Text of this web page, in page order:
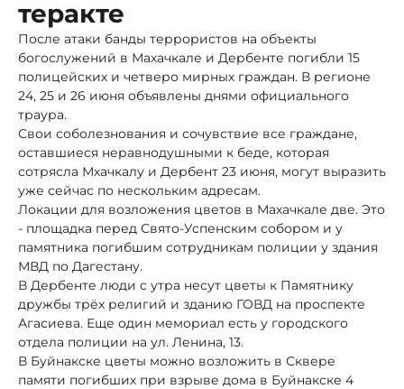
теракте
После атаки банды террористов на объекты
богослужений в Махачкале и Дербенте погибли 15
полицейских и четверо мирных граждан. В регионе
24, 25 и 26 июня объявлены днями официального
траура.
Свои соболезнования и сочувствие все граждане,
оставшиеся неравнодушными к беде, которая
сотрясла Мхачкалу и Дербент 23 июня, могут выразить
уже сейчас по нескольким адресам.
Локации для возложения цветов в Махачкале две. Это
- площадка перед Свято-Успенским собором и у
памятника погибшим сотрудникам полиции у здания
МВД по Дагестану.
В Дербенте люди с утра несут цветы к Памятнику
дружбы трёх религий и зданию ГОВД на проспекте
Агасиева. Еще один мемориал есть у городского
отдела полиции на ул. Ленина, 13.
В Буйнакске цветы можно возложить в Сквере
памяти погибших при взрыве дома в Буйнакске 4